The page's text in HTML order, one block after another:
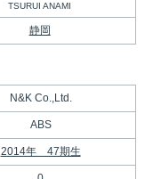
TSURUI ANAMI
静岡
N&K Co.,Ltd.
ABS
2014年 47期生